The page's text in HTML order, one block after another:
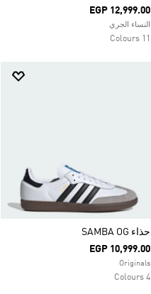
EGP 12,999.00
النساء الجري
11 Colours
حذاء SAMBA OG
EGP 10,999.00
Originals
4 Colours